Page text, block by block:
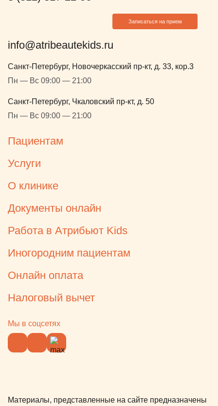
Записаться на прием
info@atribeautekids.ru
Санкт-Петербург, Новочеркасский пр-кт, д. 33, кор.3
Пн — Вс 09:00 — 21:00
Санкт-Петербург, Чкаловский пр-кт, д. 50
Пн — Вс 09:00 — 21:00
Пациентам
Услуги
О клинике
Документы онлайн
Работа в Атрибьют Kids
Иногородним пациентам
Онлайн оплата
Налоговый вычет
Мы в соцсетях
Материалы, представленные на сайте предназначены